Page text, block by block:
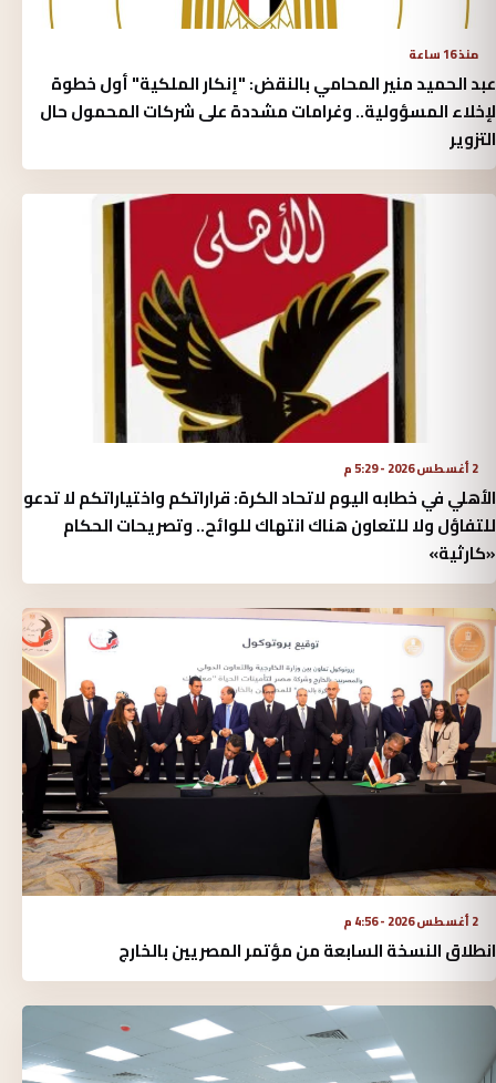
منذ 16 ساعة
عبد الحميد منير المحامي بالنقض: "إنكار الملكية" أول خطوة
لإخلاء المسؤولية.. وغرامات مشددة على شركات المحمول حال
التزوير
2 أغسطس 2026 - 5:29 م
الأهلي في خطابه اليوم لاتحاد الكرة:‏ قراراتكم واختياراتكم لا تدعو
للتفاؤل ولا للتعاون هناك انتهاك للوائح.. وتصريحات الحكام
«كارثية»‏
2 أغسطس 2026 - 4:56 م
انطلاق النسخة السابعة من مؤتمر المصريين بالخارج